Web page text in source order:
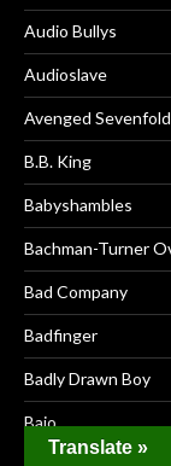
Audio Bullys
Audioslave
Avenged Sevenfold
B.B. King
Babyshambles
Bachman-Turner
Bad Company
Badfinger
Badly Drawn Boy
Baio
Translate »